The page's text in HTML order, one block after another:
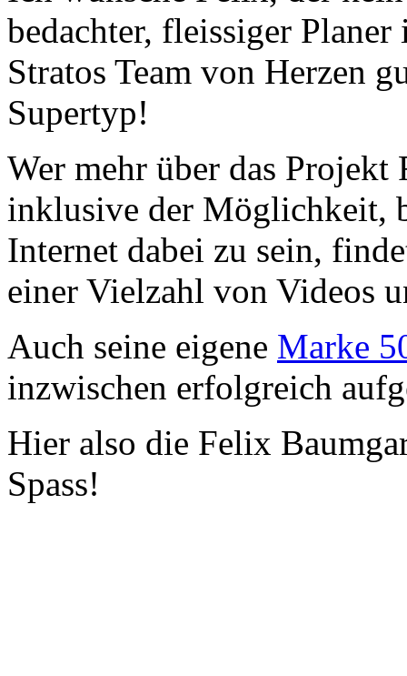
bedachter, fleissiger
Stratos Team von Herzen
Supertyp!
Wer mehr über das
inklusive der Möglichkeit,
Internet dabei zu sein,
einer Vielzahl von Videos
Auch seine eigene Marke
inzwischen erfolgreich
Hier also die Felix
Spass!